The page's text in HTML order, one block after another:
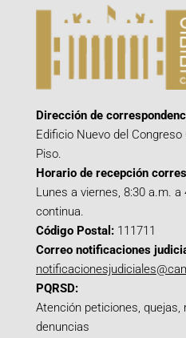
Dirección de
Edificio Nuevo del
Piso.
Horario de recepción
Lunes a viernes, 8:30 a.m. a
continua.
Código Postal: 111711
Correo notificaciones
PQRSD:
Atención peticiones,
denuncias